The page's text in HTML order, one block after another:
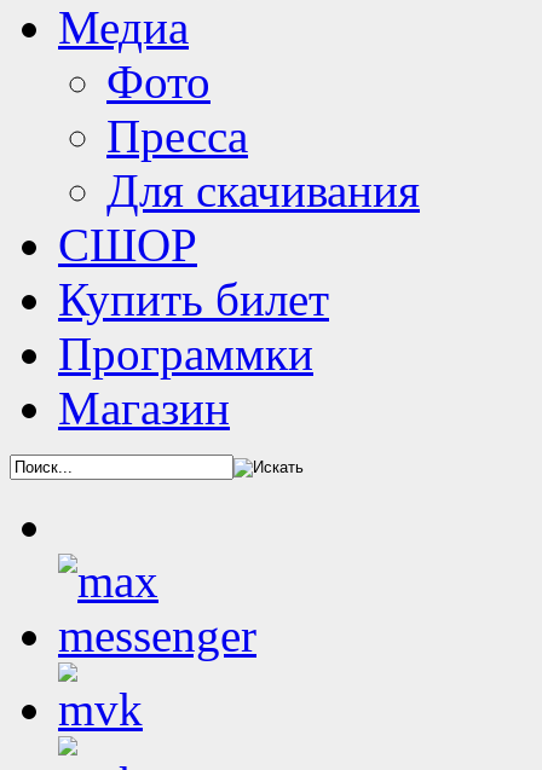
Медиа
Фото
Пресса
Для скачивания
СШОР
Купить билет
Программки
Магазин